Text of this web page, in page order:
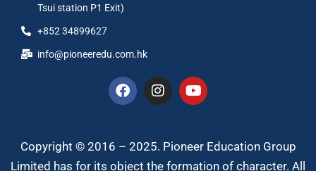
Tsui station P1 Exit)
+852 34899627
info@pioneeredu.com.hk
Copyright © 2016 – 2025. Pioneer Education Group
Limited has for its object the formation of character. All